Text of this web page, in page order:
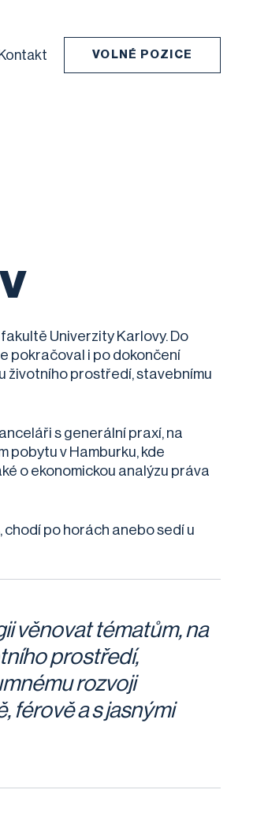
Kontakt VOLNÉ POZICE
Univerzity Karlovy. Do
pokračoval i po dokončení
životního prostředí, stavebnímu
s generální praxí, na
pobytu v Hamburku, kde
o ekonomickou analýzu práva
po horách anebo sedí u
věnovat tématům, na
prostředí,
rozvoji
férově a s jasnými